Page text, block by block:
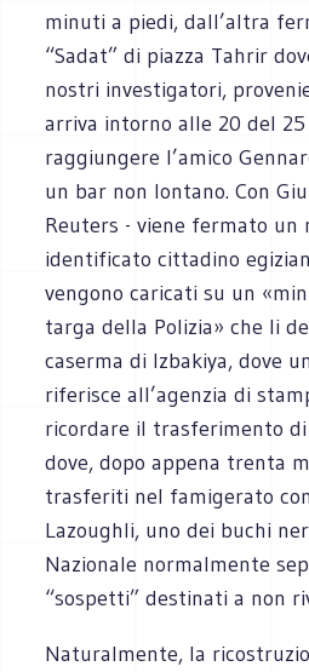
minuti a piedi, dall’altra
“Sadat” di piazza Tahrir
nostri investigatori,
arriva intorno alle 20 del
raggiungere l’amico
un bar non lontano. Con
Reuters - viene fermato un
identificato cittadino
vengono caricati su un
targa della Polizia» che li
caserma di Izbakiya, dove
riferisce all’agenzia di
ricordare il trasferimento di
dove, dopo appena trenta
trasferiti nel famigerato
Lazoughli, uno dei buchi
Nazionale normalmente
“sospetti” destinati a non
Naturalmente, la